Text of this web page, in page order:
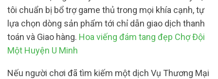
tôi chuẩn bị bổ trợ game thủ trong mọi khía cạnh, tự
lựa chọn dòng sản phẩm tới chỉ dẫn giao dịch thanh
toán và Giao hàng. Hoa viếng đám tang đẹp Chợ Đội
Một Huyện U Minh
Nếu người chơi đã tìm kiếm một dịch Vụ Thương Mại